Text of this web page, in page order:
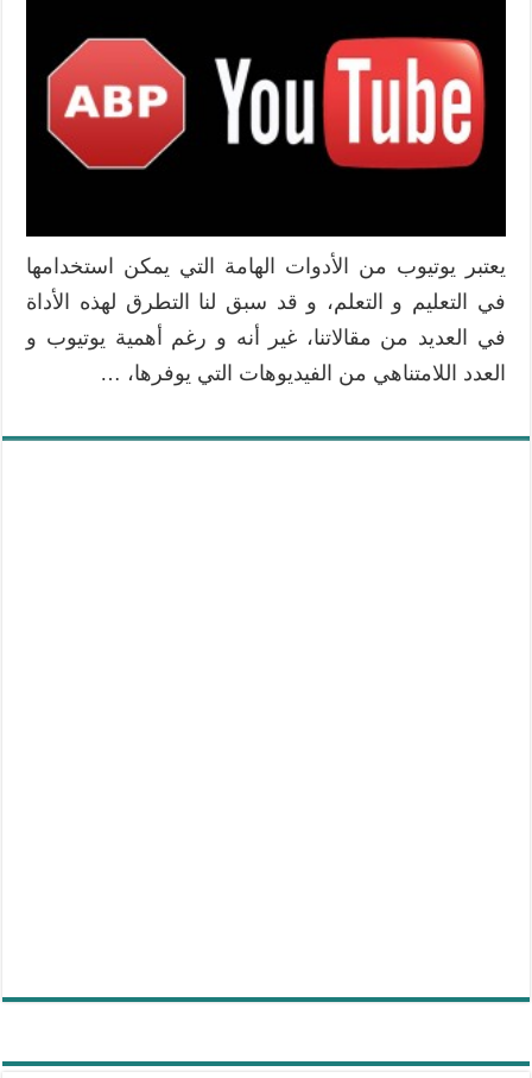
إضافة
كروم
لمنع
إعلانات
يعتبر يوتيوب من الأدوات الهامة التي يمكن استخدامها
في التعليم و التعلم، و قد سبق لنا التطرق لهذه الأداة
في العديد من مقالاتنا، غير أنه و رغم أهمية يوتيوب و
العدد اللامتناهي من الفيديوهات التي يوفرها، …